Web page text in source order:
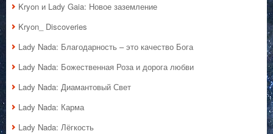
Kryon и Lady Gaia: Новое заземление
Kryon_ Discoveries
Lady Nada: Благодарность – это качество Бога
Lady Nada: Божественная Роза и дорога любви
Lady Nada: Диамантовый Свет
Lady Nada: Карма
Lady Nada: Лёгкость